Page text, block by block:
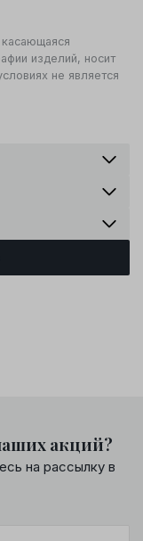
изделий, носит
не является
акций?
на рассылку в